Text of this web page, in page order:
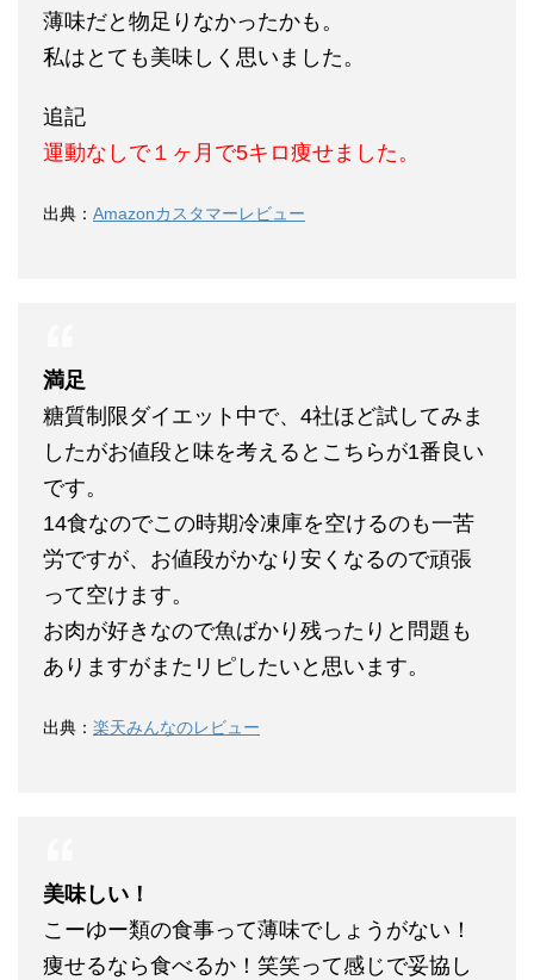
薄味だと物足りなかったかも。
私はとても美味しく思いました。
追記
運動なしで１ヶ月で5キロ痩せました。
出典： Amazonカスタマーレビュー
満足
糖質制限ダイエット中で、4社ほど試してみま
したがお値段と味を考えるとこちらが1番良い
です。
14食なのでこの時期冷凍庫を空けるのも一苦
労ですが、お値段がかなり安くなるので頑張
って空けます。
お肉が好きなので魚ばかり残ったりと問題も
ありますがまたリピしたいと思います。
出典： 楽天みんなのレビュー
美味しい！
こーゆー類の食事って薄味でしょうがない！
痩せるなら食べるか！笑笑って感じで妥協し